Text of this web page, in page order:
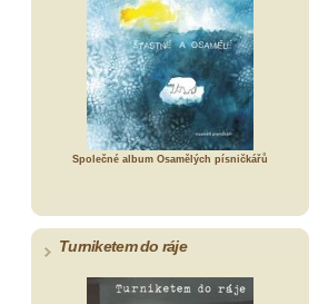
Společné album Osamělých písničkářů
Turniketem do ráje